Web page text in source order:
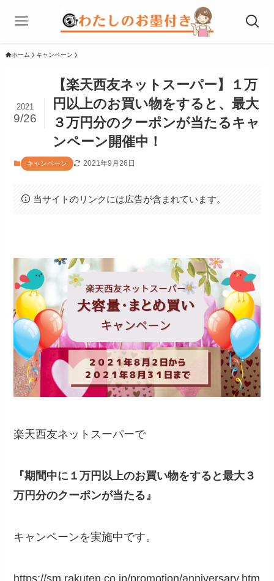
ホーム キャンペーン
【楽天西友ネットスーパー】１万
円以上のお買い物をすると、最大
３万円分のクーポンが当たるキャ
ンペーン開催中！
2021
9/26
キャンペーン 2021年9月26日
当サイトのリンクには広告が含まれています。
楽天西友ネットスーパーで
『期間中に１万円以上のお買い物をすると最大３
万円分のクーポンが当たる』
キャンペーンを実施中です。
https://sm.rakuten.co.jp/promotion/anniversary.htm